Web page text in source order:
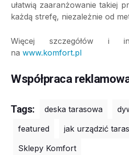
ułatwią zaaranżowanie takiej
każdą strefę, niezależnie od
Więcej szczegółów i
na www.komfort.pl
Współpraca
Tags: deska tarasowa
featured
jak urządzić
Sklepy Komfort